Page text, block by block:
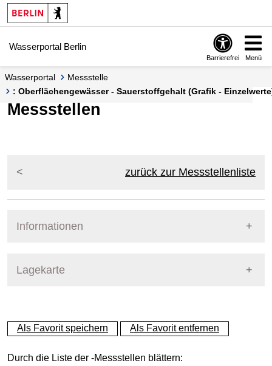
Springe zur Navigation
Springe zum Inhalt
Wasserportal Berlin
Barrierefrei Menü
Wasserportal
Messstelle
: Oberflächengewässer - Sauerstoffgehalt (Grafik -
Messstellen
zurück zur Messstellenliste
Informationen
Lagekarte
+
−
Als Favorit speichern Als Favorit entfernen
Durch die Liste der -Messstellen blättern: